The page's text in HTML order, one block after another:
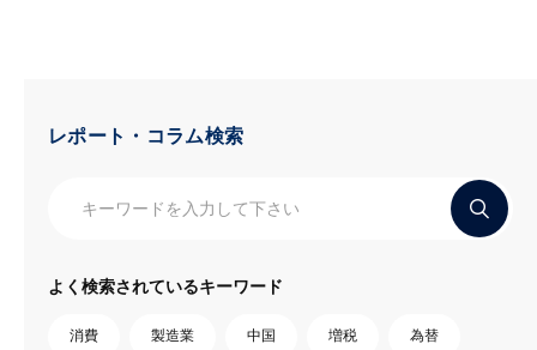
レポート・コラム検索
よく検索されているキーワード
消費 製造業 中国 増税 為替